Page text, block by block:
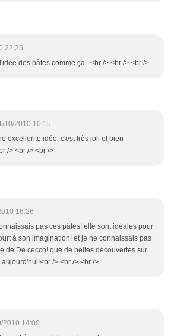
22:25
des pâtes comme ça...<br /> <br /> <br />
10/2010 10:15
excellente idée, c'est très joli et bien
/> <br /> <br />
16:26
pas ces pâtes! elle sont idéales pour
à son imagination! et je ne connaissais pas
de De cecco! que de belles découvertes sur
/> <br /> <br />
2010 14:00